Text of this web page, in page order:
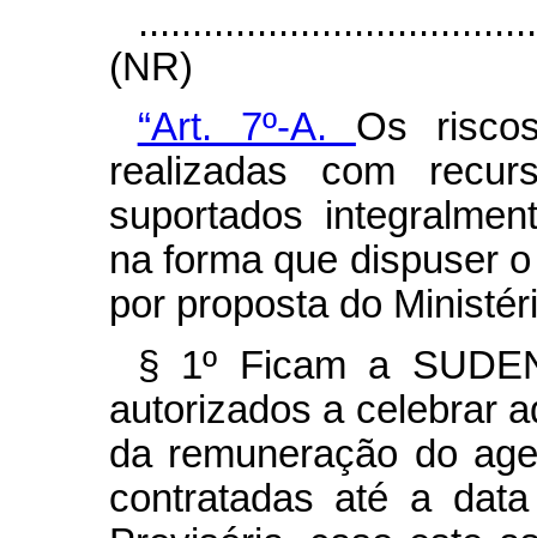
(NR)
“Art. 7º-A. Os
realizadas com
suportados
na forma que dispuser
por proposta do
§ 1º Ficam a
autorizados a celebrar
da remuneração do
contratadas até a